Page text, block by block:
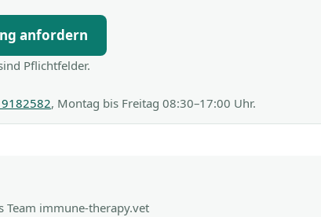
anfordern
Pflichtfelder.
, Montag bis Freitag 08:30–17:00 Uhr.
Team immune-therapy.vet